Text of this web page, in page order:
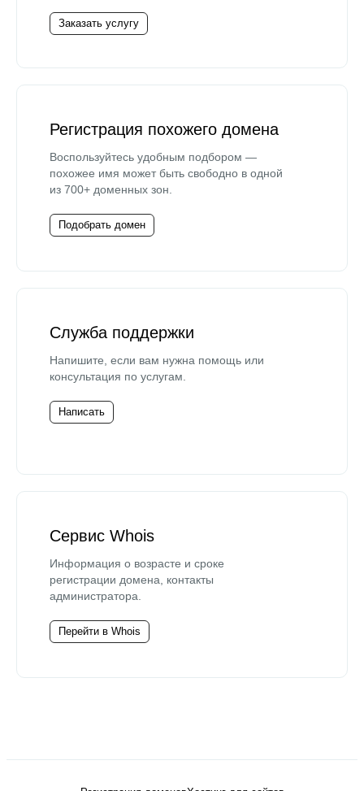
Заказать услугу
Регистрация похожего домена
Воспользуйтесь удобным подбором —
похожее имя может быть свободно в одной
из 700+ доменных зон.
Подобрать домен
Служба поддержки
Напишите, если вам нужна помощь или
консультация по услугам.
Написать
Сервис Whois
Информация о возрасте и сроке
регистрации домена, контакты
администратора.
Перейти в Whois